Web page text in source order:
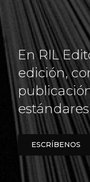
EnRIL
edición,
ESCRÍBENOS